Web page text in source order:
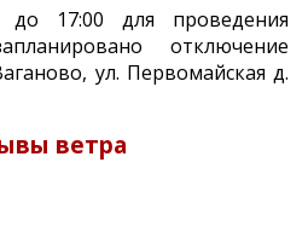
до 17:00 для проведения
отключение
ул. Первомайская д.
ветра